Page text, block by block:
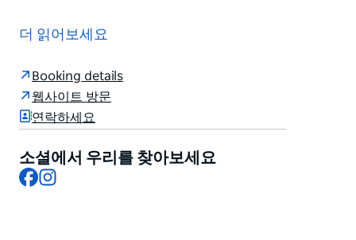
테일 놀라운 스낵 잊을 수 없는 젤라토 그리고 환상적인
메뉴는 해산물 중심의 단품 메뉴와 함께 다양한 음식을 맛
보고 싶은 단체 손님을 위한 두 가지의 정기적으로 바뀌는
공유 메뉴를 제공합니다.
젤라토를 위해 자리를 남겨두세요. 바 중앙에서 제공되는
이 코파 젤라토는 당신이 지금까지 맛본 최고의 수제 젤라
더 읽어보세요
Booking details
웹사이트 방문
연락하세요
소셜에서 우리를 찾아보세요
Facebook